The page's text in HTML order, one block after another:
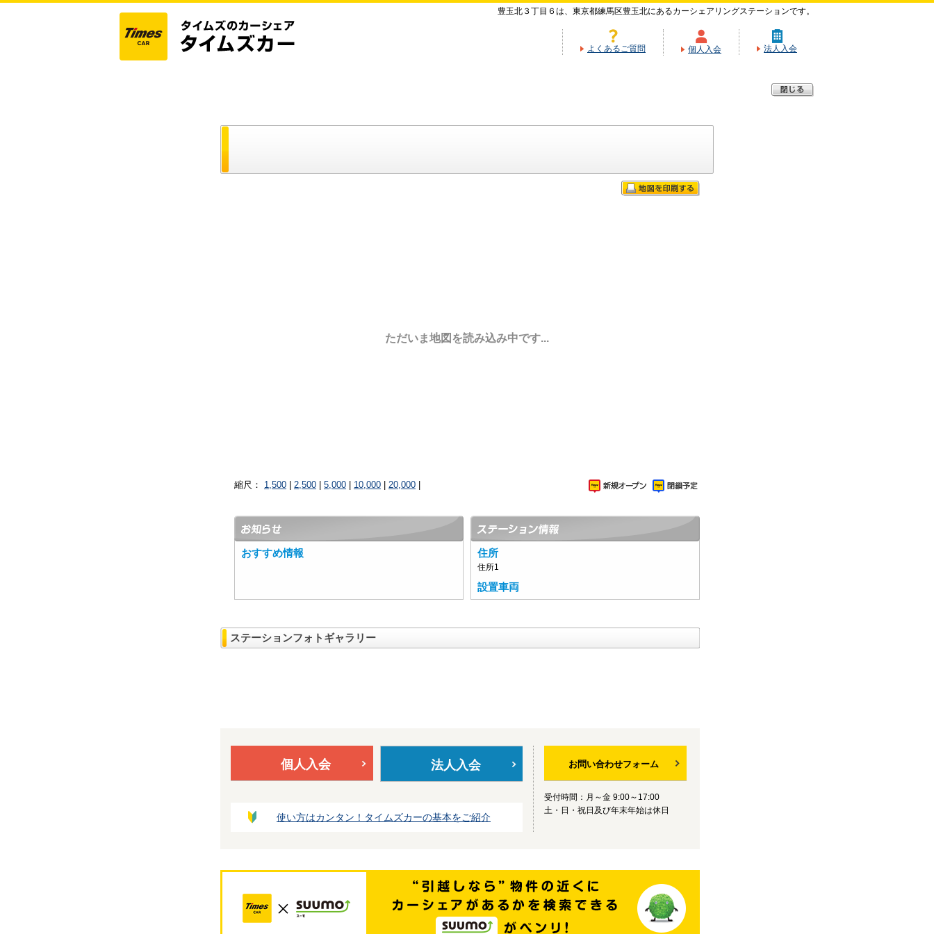
豊玉北３丁目６は、東京都練馬区豊玉北にあるカーシェアリングステーションです。
よくあるご質問 個人入会 法人入会
ただいま地図を読み込み中です...
縮尺： 1,500 2,500 5,000 10,000 20,000
おすすめ情報 住所
住所1
設置車両
ステーションフォトギャラリー
個人入会 法人入会
使い方はカンタン！タイムズカーの基本をご紹介
お問い合わせフォーム
受付時間：月～金 9:00～17:00
土・日・祝日及び年末年始は休日